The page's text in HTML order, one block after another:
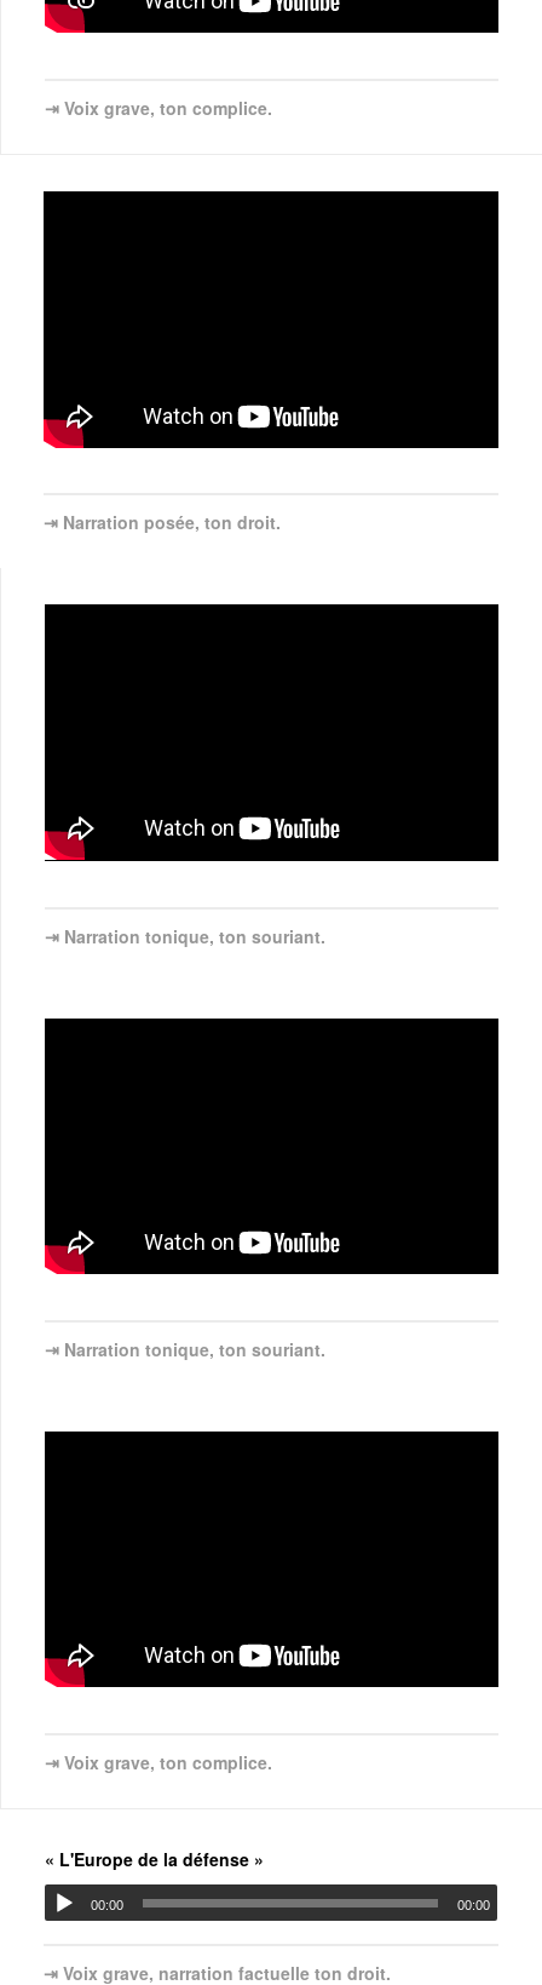
⇥ Voix grave, ton complice.
⇥ Narration posée, ton droit.
⇥ Narration tonique, ton souriant.
⇥ Narration tonique, ton souriant.
⇥ Voix grave, ton complice.
« L'Europe de la défense »
00:00 00:00
⇥ Voix grave, narration factuelle ton droit.